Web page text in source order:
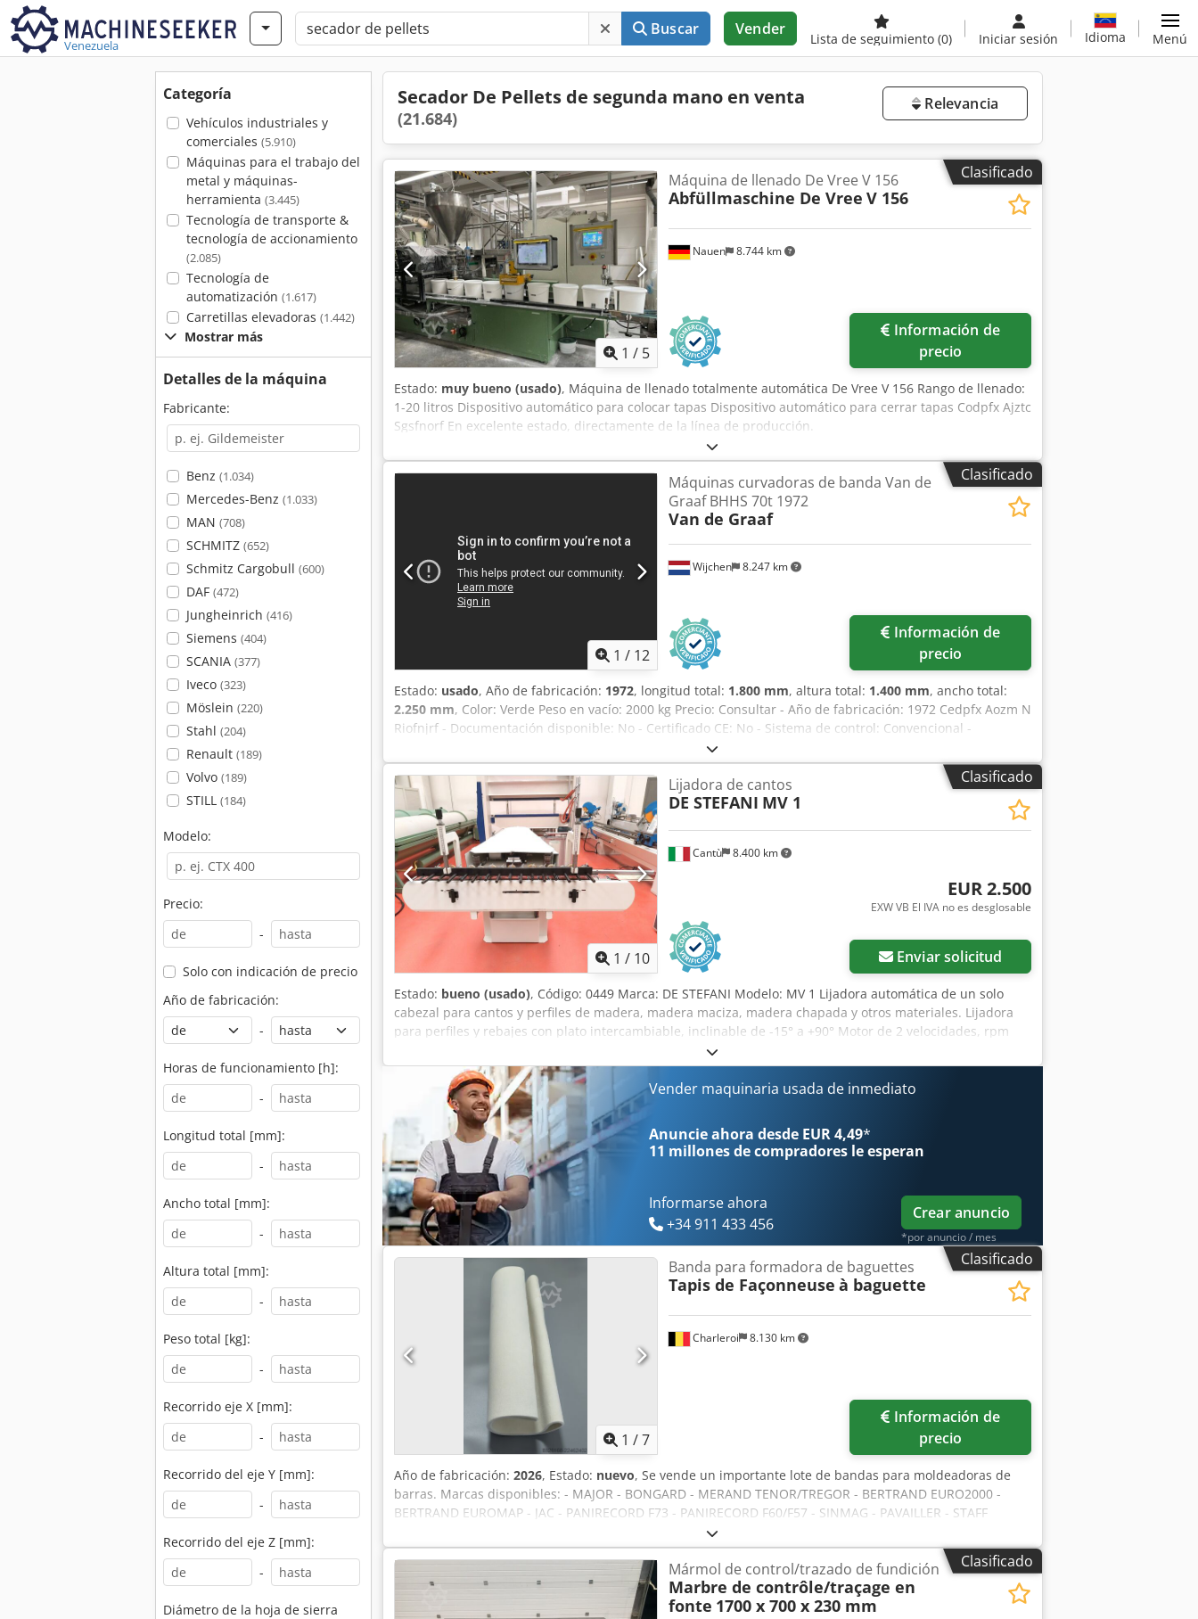
Venezuela
Buscar Vender
Lista de seguimiento (0) Iniciar sesión Idioma Menú
Categoría
Vehículos industriales y
comerciales (5.910)
Máquinas para el trabajo del
metal y máquinas-
herramienta (3.445)
Tecnología de transporte &
tecnología de accionamiento
(2.085)
Tecnología de
automatización (1.617)
Carretillas elevadoras (1.442)
Mostrar más
Detalles de la máquina
Fabricante:
Benz (1.034)
Mercedes-Benz (1.033)
MAN (708)
SCHMITZ (652)
Schmitz Cargobull (600)
DAF (472)
Jungheinrich (416)
Siemens (404)
SCANIA (377)
Iveco (323)
Möslein (220)
Stahl (204)
Renault (189)
Volvo (189)
STILL (184)
Modelo:
Precio:
-
Solo con indicación de precio
Año de fabricación:
-
Horas de funcionamiento [h]:
-
Longitud total [mm]:
-
Ancho total [mm]:
-
Altura total [mm]:
-
Peso total [kg]:
-
Recorrido eje X [mm]:
-
Recorrido del eje Y [mm]:
-
Recorrido del eje Z [mm]:
-
Diámetro de la hoja de sierra
Secador De Pellets de segunda mano en venta
(21.684)
Relevancia
Clasificado
1 / 5
Nauen 8.744 km
Máquina de llenado De Vree V 156
Abfüllmaschine De Vree V 156
precio
Estado: muy bueno (usado), Máquina de llenado totalmente automática De Vree V 156 Rango de llenado:
1-20 litros Dispositivo automático para colocar tapas Dispositivo automático para cerrar tapas Codpfx Ajztc
Sgsfnorf En excelente estado, directamente de la línea de producción.
Clasificado
1 / 12
Wijchen 8.247 km
Máquinas curvadoras de banda Van de
Graaf BHHS 70t 1972
Van de Graaf
precio
Estado: usado, Año de fabricación: 1972, longitud total: 1.800 mm, altura total: 1.400 mm, ancho total:
2.250 mm, Color: Verde Peso en vacío: 2000 kg Precio: Consultar - Año de fabricación: 1972 Cedpfx Aozm N
Riofnjrf - Documentación disponible: No - Certificado CE: No - Sistema de control: Convencional -
Dimensiones de transporte: 1800 mm x 2250 mm x 1400 mm (largo x ancho x alto) - Peso de transporte
[kg]: 2000 kg - Paquetes de transporte [unidades]: 1 Información financiera IVA: El precio indicado no
incluye el IVA IVA/Régimen de recargo del IVA: El IVA es deducible para las empresas Entrega y aceptación
de vehículos usados posibles en cualquier momento para todos los productos de la industria Lukas van
Rossum
Clasificado
1 / 10
Cantù 8.400 km
Lijadora de cantos
DE STEFANI MV 1
EUR 2.500
EXW VB El IVA no es desglosable
Enviar solicitud
Estado: bueno (usado), Código: 0449 Marca: DE STEFANI Modelo: MV 1 Lijadora automática de un solo
cabezal para cantos y perfiles de madera, madera maciza, madera chapada y otros materiales. Lijadora
para perfiles y rebajes con plato intercambiable, inclinable de -15° a +90° Motor de 2 velocidades, rpm
710/1420 – Cv 1,3 – 2,5 Altura de trabajo mm 100 Alimentación automática con velocidad variable Guía de
entrada ajustable Aire comprimido 6 atm Diámetro de la salida de extracción 100 mm Dimensiones
totales mm 2100 x 1600 x 1350 h Cedpjzmyp Aofx Afnjrf Peso kg 950
Vender maquinaria usada de inmediato
Anuncie ahora desde EUR 4,49*
11 millones de compradores le esperan
Informarse ahora
+34 911 433 456
Crear anuncio
*por anuncio / mes
Clasificado
1 /7
Charleroi 8.130 km
Banda para formadora de baguettes
Tapis de Façonneuse à baguette
precio
Año de fabricación: 2026, Estado: nuevo, Se vende un importante lote de bandas para moldeadoras de
barras. Marcas disponibles: - MAJOR - BONGARD - MERAND TENOR/TREGOR - BERTRAND EURO2000 -
BERTRAND EUROMAP - JAC - PANIRECORD F73 - PANIRECORD F60/F57 - SINMAG - PAVAILLER - STAFF
Precios unitarios y al por mayor. Se venden en kits completos para una moldeadora, que incluyen: Crjdpfx
Aozqt Tcofnsf - Banda delantera - Banda trasera - Banda inferior de refuerzo - Banda de recepción
Clasificado
Mármol de control/trazado de fundición
Marbre de contrôle/traçage en
fonte 1700 x 700 x 230 mm